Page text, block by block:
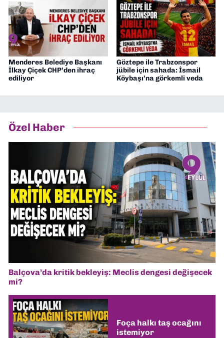
Menderes Belediye Başkanı
İlkay Çiçek CHP’den ihraç
ediliyor
Göztepe ile Trabzonspor
jübile için sahada: İsmail
Köybaşı’na görkemli veda
Özel Haber
Balçova’da kritik bekleyiş: Meclis dengesi değişecek
mi?
Foça halkı taş ocağını
istemiyor